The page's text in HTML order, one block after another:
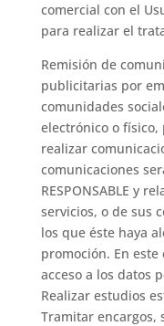
comercial con el
para realizar el
Remisión de
publicitarias por
comunidades
electrónico o
realizar
comunicaciones
RESPONSABLE y
servicios, o de sus
los que éste haya
promoción. En
acceso a los datos
Realizar estudios
Tramitar encargos,